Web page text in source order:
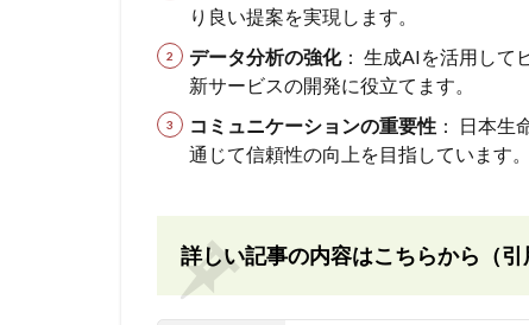
り良い提案を実現します。
データ分析の強化： 生成AIを活用して
新サービスの開発に役立てます。
コミュニケーションの重要性 ： 日本
通じて信頼性の向上を目指しています。
詳しい記事の内容はこちらから（引